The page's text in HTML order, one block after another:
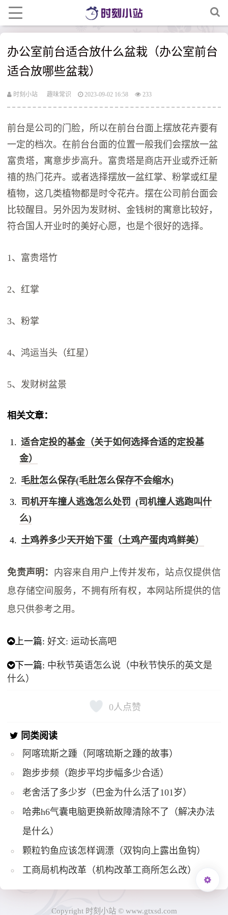
办公室前台适合放什么盆栽（办公室前台
适合放哪些盆栽）
时刻小站 趣味常识 2023-09-02 16:58 233
前台是公司的门脸，所以在前台台面上摆放花卉要有
一定的档次。在前台台面的位置一般我们会摆放一盆
富贵塔，寓意步步高升。富贵塔是商店开业或乔迁新
禧的热门花卉。或者选择摆放一盆红掌、粉掌或红星
植物，这几类植物都是时令花卉。摆在公司前台面会
比较醒目。另外因为发财树、金钱树的寓意比较好，
符合国人开业时的美好心愿，也是个很好的选择。
1、富贵塔竹
2、红掌
3、粉掌
4、鸿运当头（红星）
5、发财树盆景
相关文章：
适合定投的基金（关于如何选择合适的定投基
金）
毛肚怎么保存(毛肚怎么保存不会缩水)
司机开车撞人逃逸怎么处罚 (司机撞人逃跑叫什
么)
土鸡养多少天开始下蛋（土鸡产蛋肉鸡鲜美）
免责声明： 内容来自用户上传并发布，站点仅提供信
息存储空间服务，不拥有所有权，本网站所提供的信
息只供参考之用。
上一篇:好文: 运动长高吧
下一篇: 中秋节英语怎么说（中秋节快乐的英文是
什么）
0人点赞
同类阅读
阿喀琉斯之踵（阿喀琉斯之踵的故事）
跑步步频（跑步平均步幅多少合适）
老舍活了多少岁（巴金为什么活了101岁）
哈弗h6气囊电脑更换新故障清除不了（解决办法
是什么）
颗粒钓鱼应该怎样调漂（双钩向上露出鱼钩）
工商局机构改革（机构改革工商所怎么改）
Copyright 时刻小站 © www.gtxsd.com